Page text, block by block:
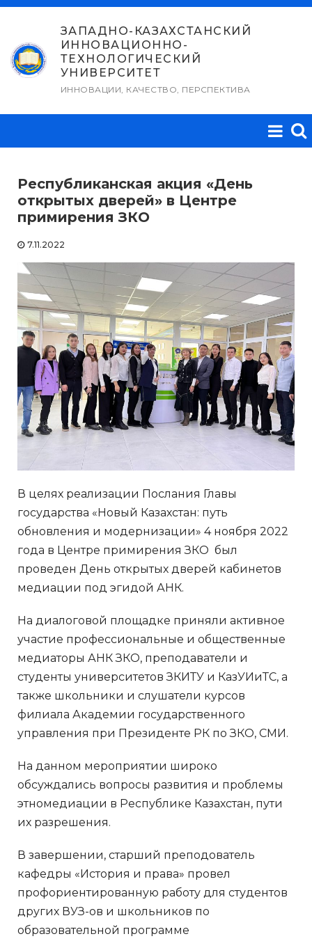
Перейти
содержимому
ЗАПАДНО-КАЗАХСТАНСКИЙ
ИННОВАЦИОННО-
ТЕХНОЛОГИЧЕСКИЙ
УНИВЕРСИТЕТ
ИННОВАЦИИ, КАЧЕСТВО, ПЕРСПЕКТИВА
Республиканская акция «День
открытых дверей» в Центре
примирения ЗКО
7.11.2022
В целях реализации Послания Главы
государства «Новый Казахстан: путь
обновления и модернизации» 4 ноября 2022
года в Центре примирения ЗКО был
проведен День открытых дверей кабинетов
медиации под эгидой АНК.
На диалоговой площадке приняли активное
участие профессиональные и общественные
медиаторы АНК ЗКО, преподаватели и
студенты университетов ЗКИТУ и КазУИиТС, а
также школьники и слушатели курсов
филиала Академии государственного
управления при Президенте РК по ЗКО, СМИ.
На данном мероприятии широко
обсуждались вопросы развития и проблемы
этномедиации в Республике Казахстан, пути
их разрешения.
В завершении, старший преподователь
кафедры «История и права» провел
профориентированную работу для студентов
других ВУЗ-ов и школьников по
образовательной программе